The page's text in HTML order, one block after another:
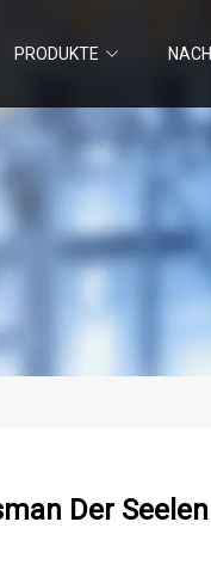
PRODUKTE
Der Seelen